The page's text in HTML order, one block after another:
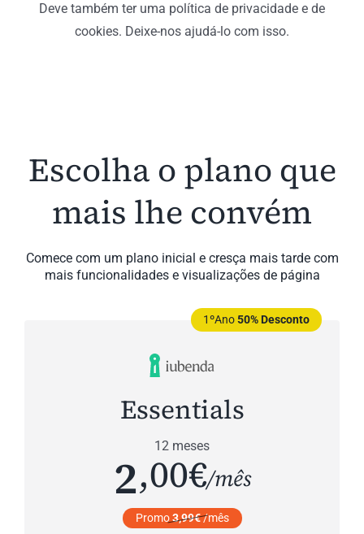
Deve também ter uma política de privacidade e de
cookies. Deixe-nos ajudá-lo com isso.
Escolha o plano que
mais lhe convém
Comece com um plano inicial e cresça mais tarde com
mais funcionalidades e visualizações de página
1ºAno50% Desconto
Essentials
12 meses
2,00€/mês
Promo3,99€/mês